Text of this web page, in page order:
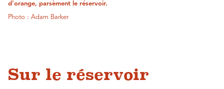
d'orange, parsèment le réservoir.
Photo : Adam Barker
Sur le réservoir